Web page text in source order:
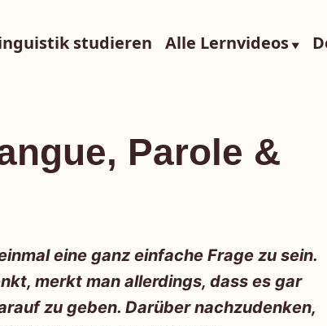
studieren Alle Lernvideos
Parole &
eine ganz einfache Frage zu sein.
merkt man allerdings, dass es gar
zu geben. Darüber nachzudenken,